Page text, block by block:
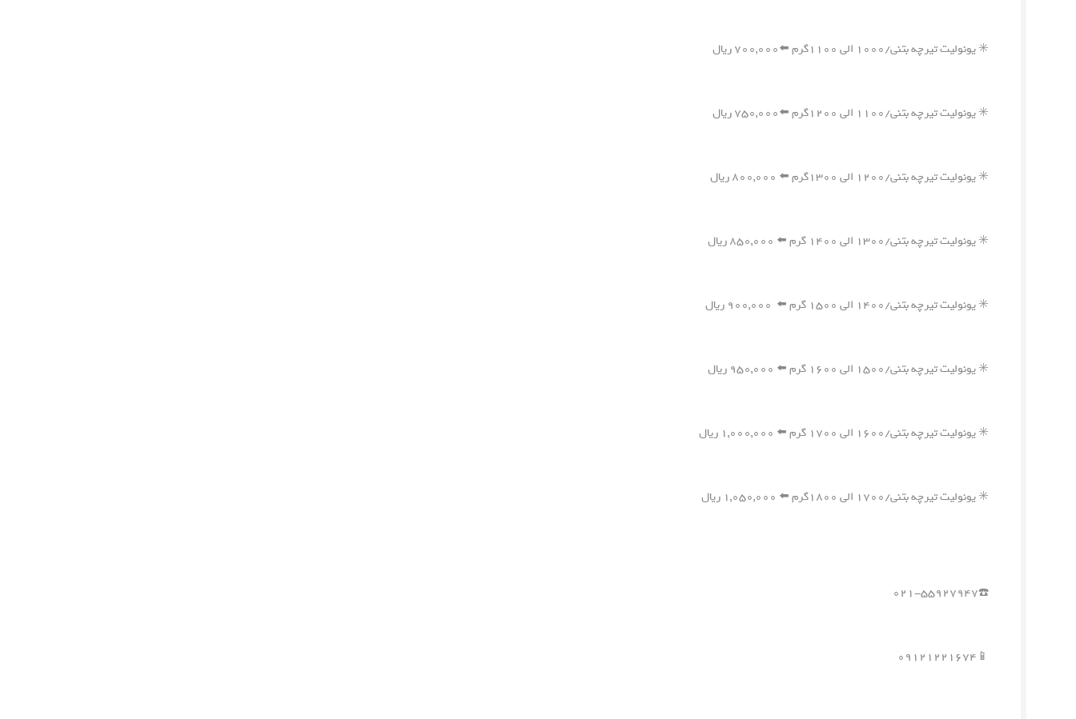
✳️ یونولیت تیرچه بتنی/۱۰۰۰ الی ۱۱۰۰گرم ⬅️۷۰۰,۰۰۰ ریال
✳️ یونولیت تیرچه بتنی/۱۱۰۰ الی ۱۲۰۰گرم ⬅️۷۵۰,۰۰۰ ریال
✳️ یونولیت تیرچه بتنی/۱۲۰۰ الی ۱۳۰۰گرم ⬅️ ۸۰۰,۰۰۰ ریال
✳️ یونولیت تیرچه بتنی/۱۳۰۰ الی ۱۴۰۰ گرم ⬅️ ۸۵۰,۰۰۰ ریال
✳️ یونولیت تیرچه بتنی/۱۴۰۰ الی ۱۵۰۰ گرم ⬅️ ۹۰۰,۰۰۰ ریال
✳️ یونولیت تیرچه بتنی/۱۵۰۰ الی ۱۶۰۰ گرم ⬅️ ۹۵۰,۰۰۰ ریال
✳️ یونولیت تیرچه بتنی/۱۶۰۰ الی ۱۷۰۰ گرم ⬅️ ۱,۰۰۰,۰۰۰ ریال
✳️ یونولیت تیرچه بتنی/۱۷۰۰ الی ۱۸۰۰گرم ⬅️ ۱,۰۵۰,۰۰۰ ریال
☎️۰۲۱-۵۵۹۲۷۹۴۷
📱۰۹۱۲۱۲۲۱۶۷۴